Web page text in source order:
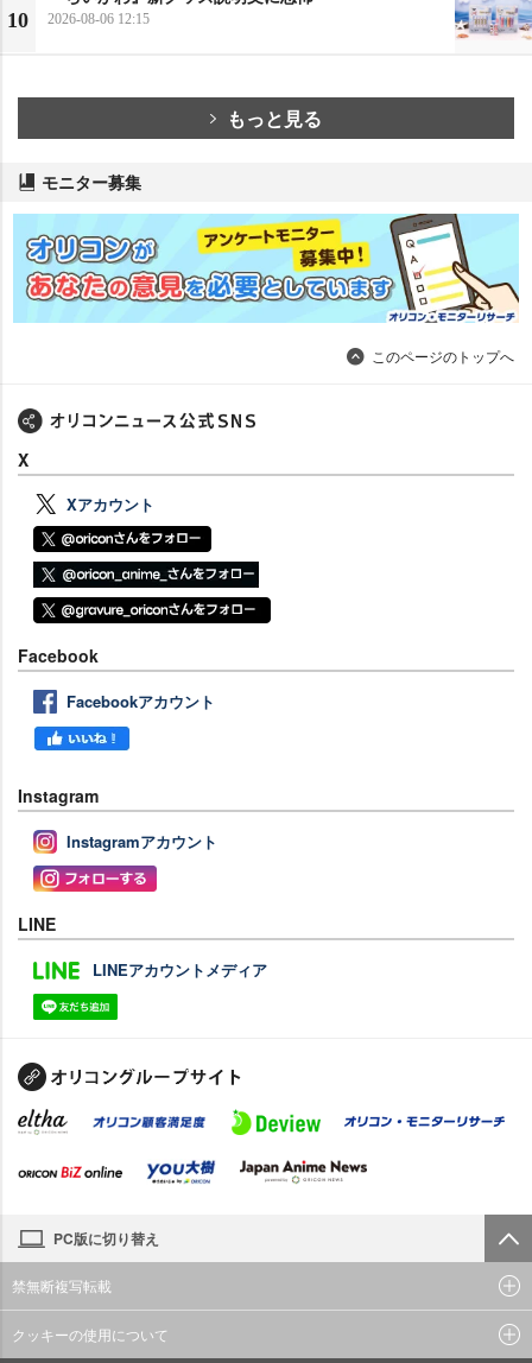
10 2026-08-06 12:15
もっと見る
モニター募集
このページのトップへ
X
Xアカウント
Facebook
Facebookアカウント
Instagram
Instagramアカウント
LINE
LINEアカウントメディア
PC版に切り替え
禁無断複写転載
クッキーの使用について